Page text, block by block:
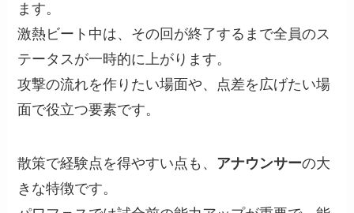
ます。
激熱ビート中は、その回が終了するまで全員のス
テータスが一時的に上がります。
攻撃の流れを作りたい場面や、点差を広げたい場
面で役立つ要素です。
散策で経験点を得やすい点も、 アナウンサーの大
きな特徴です。